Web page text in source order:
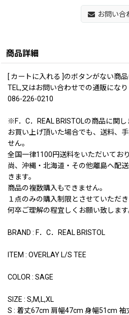
お問い合
商品詳細
[ カートに入れる ]のボタンがない商品
TEL,又はお問い合わせでの通販になり
086-226-0210
※F．C．REAL BRISTOLの商品に関
お買い上げ頂いた場合でも、送料、
せん。
全国一律1100円送料をいただいており
尚、沖縄・北海道・その他離島へ配
きます。
商品の複数購入もできません。
１点のみの購入制限とさせていただき
何卒ご理解の程宜しくお願い致します
BRAND : F．C．REAL BRISTOL
ITEM : OVERLAY L/S TEE
COLOR : SAGE
SIZE : S,M,L,XL
S : 着丈67cm 肩幅47cm 身幅51cm 袖